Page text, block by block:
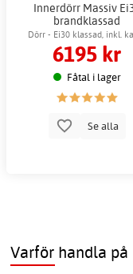
Innerdörr Massiv
brandklassad
Dörr - Ei30 klassad, inkl.
tröskel
6195 kr
Fåtal i lager
Se alla
Varför handla på